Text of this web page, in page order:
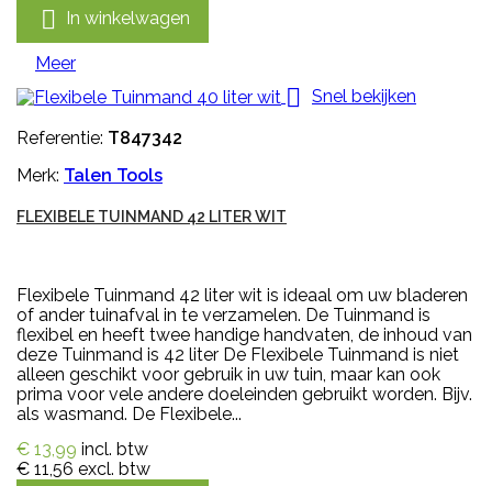
 In winkelwagen
Meer
 Snel bekijken
Referentie: T847342
Merk: Talen Tools
FLEXIBELE TUINMAND 42 LITER WIT
Flexibele Tuinmand 42 liter wit is ideaal om uw bladeren
of ander tuinafval in te verzamelen. De Tuinmand is
flexibel en heeft twee handige handvaten, de inhoud van
deze Tuinmand is 42 liter De Flexibele Tuinmand is niet
alleen geschikt voor gebruik in uw tuin, maar kan ook
prima voor vele andere doeleinden gebruikt worden. Bijv.
als wasmand. De Flexibele...
€ 13,99 incl. btw
€ 11,56 excl. btw